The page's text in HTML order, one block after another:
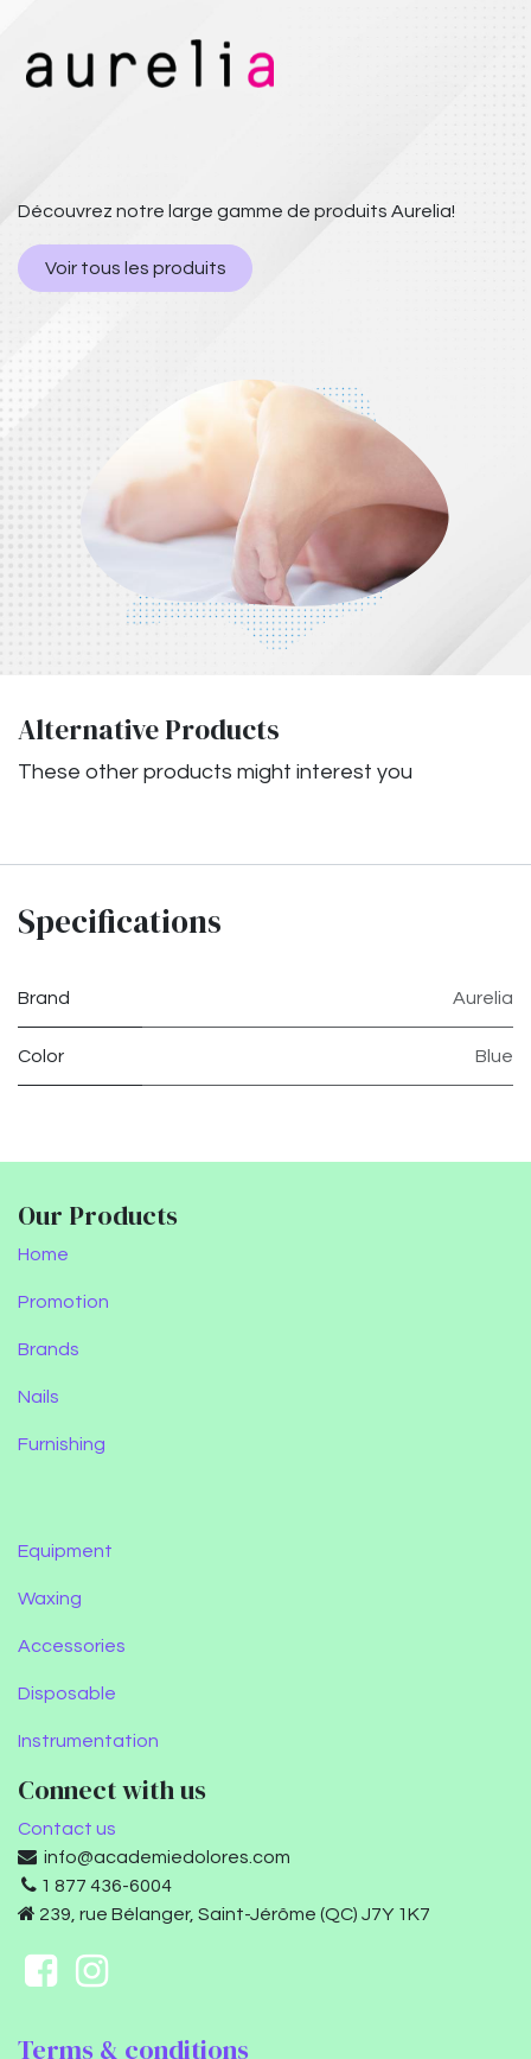
Découvrez notre large gamme de produits Aurelia!
Voir tous les produits
Alternative Products
These other products might interest you
Specifications
Brand Aurelia
Color Blue
Our Products
Home
Promotion
Brands
Nails
Furnishing
Equipment
Waxing
Accessories
Disposable
Instrumentation
Connect with us
Contact us
info@academiedolores.com
1 877 436-6004
239, rue Bélanger, Saint-Jérôme (QC) J7Y 1K7
Terms & conditions